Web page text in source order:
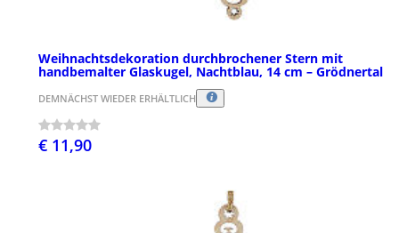
Weihnachtsdekoration durchbrochener Stern mit
handbemalter Glaskugel, Nachtblau, 14 cm – Grödnertal
DEMNÄCHST WIEDER ERHÄLTLICH
€ 11,90